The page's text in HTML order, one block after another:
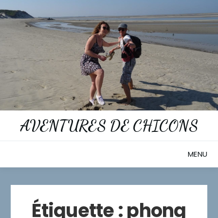
to
content
AVENTURES DE CHICONS
MENU
Étiquette :phong